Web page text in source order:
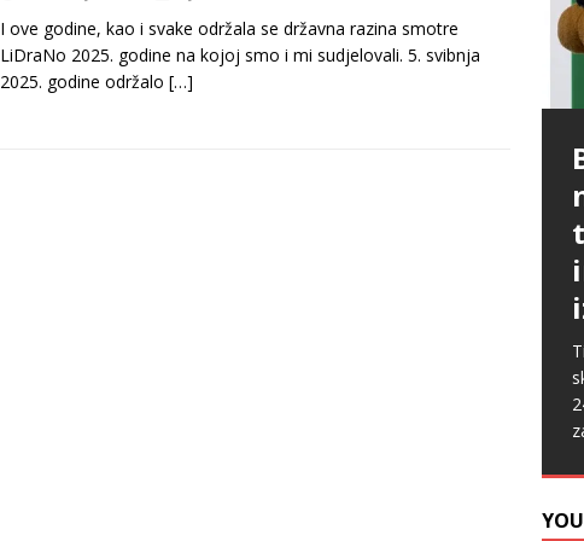
I ove godine, kao i svake održala se državna razina smotre
LiDraNo 2025. godine na kojoj smo i mi sudjelovali. 5. svibnja
2025. godine održalo […]
[…]